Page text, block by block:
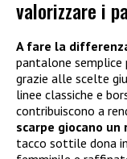
valorizzare i
A fare la
pantalone semplice
grazie alle scelte
linee classiche e
contribuiscono a
scarpe giocano
tacco sottile dona